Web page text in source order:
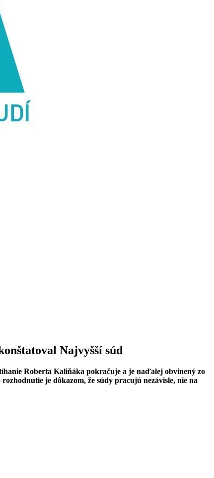
Najvyšší súd
Roberta Kaliňáka pokračuje a je naďalej obvinený zo
je dôkazom, že súdy pracujú nezávisle, nie na